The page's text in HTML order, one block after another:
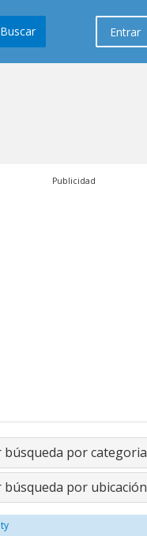
Entrar
Buscar
Publicidad
búsqueda por categoria
búsqueda por ubicación